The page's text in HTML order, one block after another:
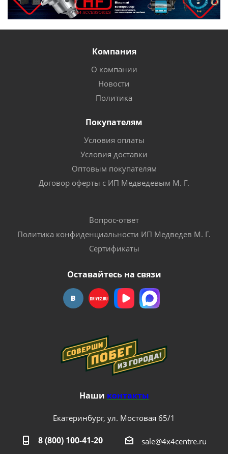
Компания
О компании
Новости
Политика
Покупателям
Условия оплаты
Условия доставки
Оптовым покупателям
Договор оферты с ИП Медведевым М. Г.
Вопрос-ответ
Политика конфиденциальности ИП Медведев М. Г.
Сертификаты
Оставайтесь на связи
Наши контакты
Екатеринбург, ул. Мостовая 65/1
8 (800) 100-41-20 sale@4x4centre.ru